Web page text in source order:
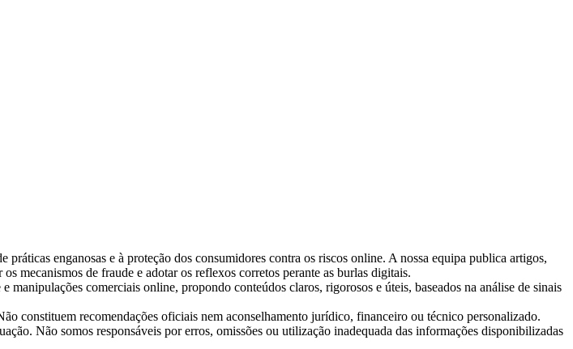
enganosas e à proteção dos consumidores contra os riscos online. A nossa equipa publica artigos,
mecanismos de fraude e adotar os reflexos corretos perante as burlas digitais.
comerciais online, propondo conteúdos claros, rigorosos e úteis, baseados na análise de sinais
constituem recomendações oficiais nem aconselhamento jurídico, financeiro ou técnico personalizado.
Não somos responsáveis por erros, omissões ou utilização inadequada das informações disponibilizadas